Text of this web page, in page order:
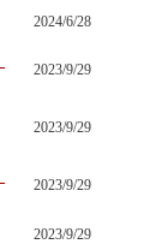
2024/6/28
2023/9/29
2023/9/29
2023/9/29
2023/9/29